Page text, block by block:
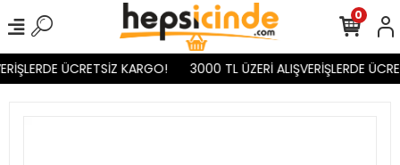
ÜCRETSİZ KARGO! 3000 TL ÜZERİ ALIŞVERİŞLERDE
0